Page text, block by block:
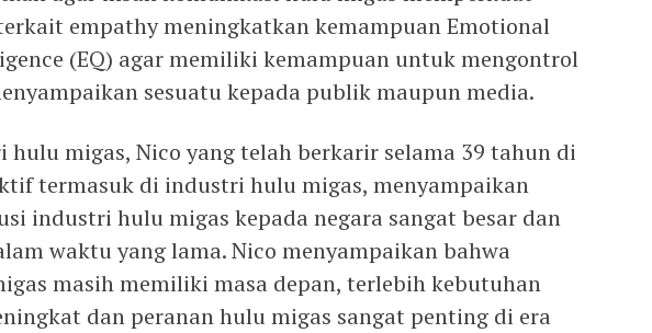
empathy meningkatkan kemampuan Emotional
(EQ) agar memiliki kemampuan untuk mengontrol
sesuatu kepada publik maupun media.
migas, Nico yang telah berkarir selama 39 tahun di
termasuk di industri hulu migas, menyampaikan
industri hulu migas kepada negara sangat besar dan
waktu yang lama. Nico menyampaikan bahwa
masih memiliki masa depan, terlebih kebutuhan
dan peranan hulu migas sangat penting di era